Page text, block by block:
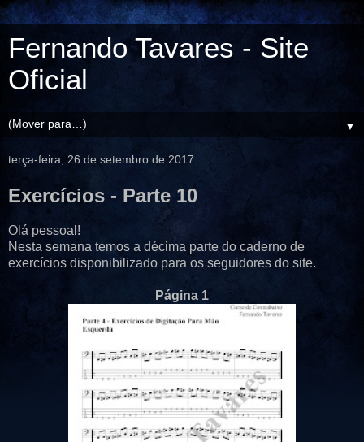
Fernando Tavares - Site
Oficial
▼
terça-feira, 26 de setembro de 2017
Exercícios - Parte 10
Olá pessoal!
Nesta semana temos a décima parte do caderno de
exercícios disponibilizado para os seguidores do site.
Página 1